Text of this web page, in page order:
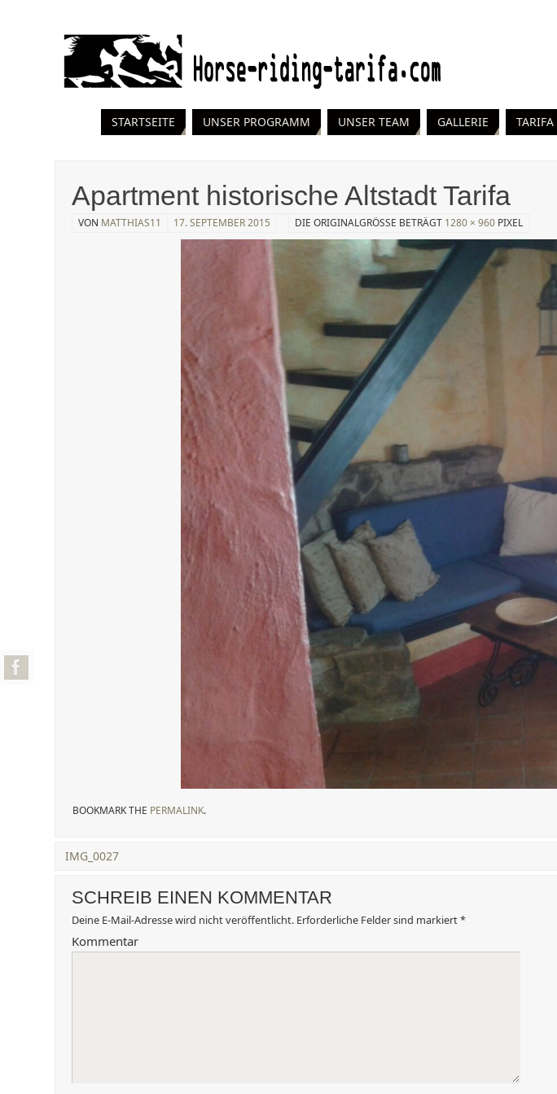
STARTSEITE UNSER PROGRAMM UNSER TEAM GALLERIE TARIFA
Apartment historische Altstadt Tarifa
VON MATTHIAS11 17. SEPTEMBER 2015 DIE ORIGINALGRÖSSE BETRÄGT 1280 × 960 PIXEL
BOOKMARK THE PERMALINK.
IMG_0027
SCHREIB EINEN KOMMENTAR
Deine E-Mail-Adresse wird nicht veröffentlicht. Erforderliche Felder sind markiert*
Kommentar